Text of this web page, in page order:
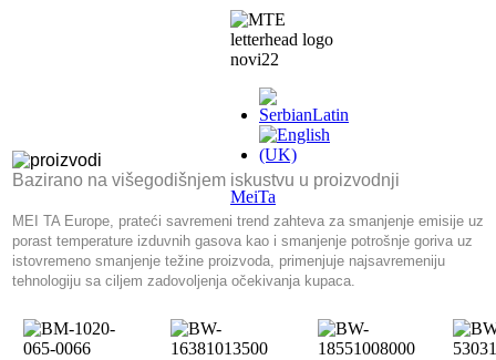
MeiTa
Bazirano na višegodišnjem iskustvu u proizvodnji
MEI TA Europe, prateći savremeni trend zahteva za smanjenje emisije uz
porast temperature izduvnih gasova kao i smanjenje potrošnje goriva uz
istovremeno smanjenje težine proizvoda, primenjuje najsavremeniju
tehnologiju sa ciljem zadovoljenja očekivanja kupaca.